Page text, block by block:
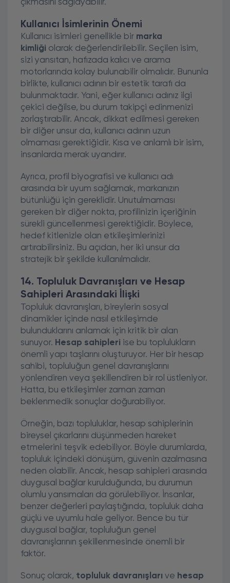
çıkmasını sağlayabilir.
Kullanıcı İsimlerinin Önemi
Kullanıcı isimleri genellikle bir marka
kimliği olarak değerlendirilebilir. Seçilen isim,
sizi yansıtan, hafızada kalıcı ve arama
motorlarında kolay bulunabilir olmalıdır. Bununla
birlikte, kullanıcı adının bir estetik tarafı da
bulunmaktadır. Yani, eğer kullanıcı adınız ilgi
çekici değilse, bu durum takipçi edinmenizi
zorlaştırabilir. Ancak, dikkat edilmesi gereken
bir diğer unsur da, kullanıcı adının uzun
olmaması gerektiğidir. Kısa ve anlamlı bir isim,
insanlarda merak uyandırır.
Ayrıca, profil biyografisi ve kullanıcı adı
arasında bir uyum sağlamak, markanızın
bütünlüğü için gereklidir. Unutulmaması
gereken bir diğer nokta, profilinizin içeriğinin
sürekli güncellenmesi gerektiğidir. Böylece,
hedef kitlenizle olan etkileşimlerinizi
artırabilirsiniz. Bu açıdan, her iki unsur da
stratejik bir şekilde kullanılmalıdır.
14. Topluluk Davranışları ve Hesap
Sahipleri Arasındaki İlişki
Topluluk davranışları, bireylerin sosyal
dinamikler içinde nasıl etkileşimde
bulunduklarını anlamak için kritik bir alan
sunuyor. Hesap sahipleri ise bu toplulukların
önemli yapı taşlarını oluşturuyor. Her bir hesap
sahibi, topluluğun genel davranışlarını
yönlendiren veya şekillendiren bir rol üstleniyor.
Hatta, bu etkileşimler zaman zaman
beklenmedik sonuçlar doğurabiliyor.
Örneğin, bazı topluluklar, hesap sahiplerinin
bireysel çıkarlarını düşünmeden hareket
etmelerini teşvik edebiliyor. Böyle durumlarda,
topluluk içindeki dönüşüm, güvenin azalmasına
neden olabilir. Ancak, hesap sahipleri arasında
duygusal bağlar kurulduğunda, bu durumun
olumlu yansımaları da görülebiliyor. İnsanlar,
benzer değerleri paylaştığında, topluluk daha
güçlü ve uyumlu hale geliyor. Bence bu tür
duygusal bağlar, topluluğun genel
davranışlarının şekillenmesinde önemli bir
faktör.
Sonuç olarak, topluluk davranışları ve hesap